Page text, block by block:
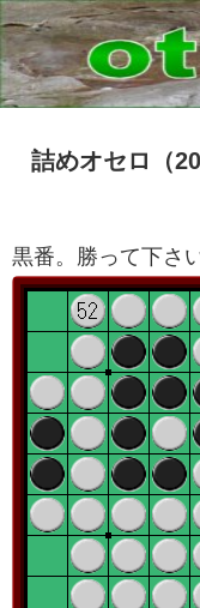
詰めオセロ（
黒番。勝って下さい